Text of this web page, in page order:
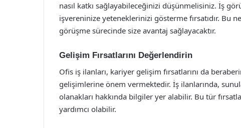
nasıl katkı sağlayabileceğinizi düşünmelisiniz. İş
işvereninize yeteneklerinizi gösterme fırsatıdır. Bu
görüşme sürecinde size avantaj sağlayacaktır.
Gelişim Fırsatlarını Değerlendirin
Ofis iş ilanları, kariyer gelişim fırsatlarını da
gelişimlerine önem vermektedir. İş ilanlarında,
olanakları hakkında bilgiler yer alabilir. Bu tür
yardımcı olabilir.